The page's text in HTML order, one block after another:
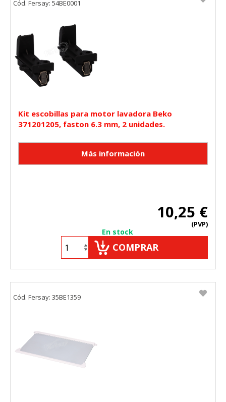
Kit escobillas para motor lavadora Beko
371201205, faston 6.3 mm, 2 unidades.
10,25 €
(PVP)
En stock
COMPRAR
Cód. Fersay: 54BE0001
Cód. Fersay: 35BE1359